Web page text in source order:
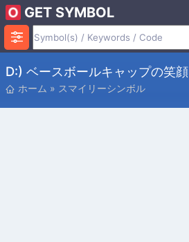
GET SYMBOL
D:) ベースボールキャップの笑顔
ホーム » スマイリーシンボル